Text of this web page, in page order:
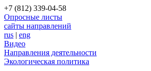
+7 (812) 339-04-58
Опросные листы
сайты направлений
rus | eng
Видео
Направления деятельности
Экологическая политика